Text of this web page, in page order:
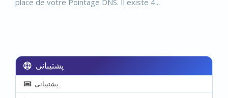
place de votre Pointage DNS. Il existe 4...
پشتیبانی
پشتیبانی